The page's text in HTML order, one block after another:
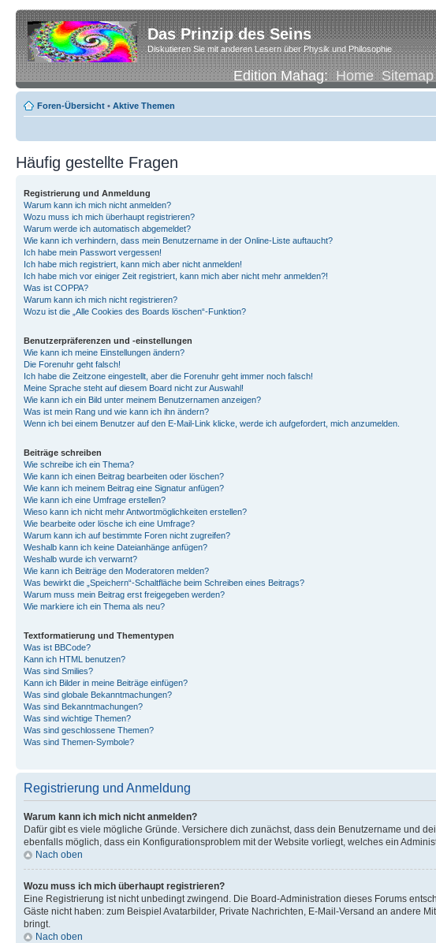
Das Prinzip des Seins
Diskutieren Sie mit anderen Lesern über Physik und Philosophie
Edition Mahag:Home Sitemap
Foren-Übersicht • Aktive Themen
Häufig gestellte Fragen
Registrierung und Anmeldung
Warum kann ich mich nicht anmelden?
Wozu muss ich mich überhaupt registrieren?
Warum werde ich automatisch abgemeldet?
Wie kann ich verhindern, dass mein Benutzername in der Online-Liste auftaucht?
Ich habe mein Passwort vergessen!
Ich habe mich registriert, kann mich aber nicht anmelden!
Ich habe mich vor einiger Zeit registriert, kann mich aber nicht mehr anmelden?!
Was ist COPPA?
Warum kann ich mich nicht registrieren?
Wozu ist die „Alle Cookies des Boards löschen“-Funktion?
Benutzerpräferenzen und -einstellungen
Wie kann ich meine Einstellungen ändern?
Die Forenuhr geht falsch!
Ich habe die Zeitzone eingestellt, aber die Forenuhr geht immer noch falsch!
Meine Sprache steht auf diesem Board nicht zur Auswahl!
Wie kann ich ein Bild unter meinem Benutzernamen anzeigen?
Was ist mein Rang und wie kann ich ihn ändern?
Wenn ich bei einem Benutzer auf den E-Mail-Link klicke, werde ich aufgefordert, mich anzumelden.
Beiträge schreiben
Wie schreibe ich ein Thema?
Wie kann ich einen Beitrag bearbeiten oder löschen?
Wie kann ich meinem Beitrag eine Signatur anfügen?
Wie kann ich eine Umfrage erstellen?
Wieso kann ich nicht mehr Antwortmöglichkeiten erstellen?
Wie bearbeite oder lösche ich eine Umfrage?
Warum kann ich auf bestimmte Foren nicht zugreifen?
Weshalb kann ich keine Dateianhänge anfügen?
Weshalb wurde ich verwarnt?
Wie kann ich Beiträge den Moderatoren melden?
Was bewirkt die „Speichern“-Schaltfläche beim Schreiben eines Beitrags?
Warum muss mein Beitrag erst freigegeben werden?
Wie markiere ich ein Thema als neu?
Textformatierung und Thementypen
Was ist BBCode?
Kann ich HTML benutzen?
Was sind Smilies?
Kann ich Bilder in meine Beiträge einfügen?
Was sind globale Bekanntmachungen?
Was sind Bekanntmachungen?
Was sind wichtige Themen?
Was sind geschlossene Themen?
Was sind Themen-Symbole?
Registrierung und Anmeldung
Warum kann ich mich nicht anmelden?
Dafür gibt es viele mögliche Gründe. Versichere dich zunächst, dass dein Benutzername und
ebenfalls möglich, dass ein Konfigurationsproblem mit der Website vorliegt, welches ein
Nach oben
Wozu muss ich mich überhaupt registrieren?
Eine Registrierung ist nicht unbedingt zwingend. Die Board-Administration dieses Forums
Gäste nicht haben: zum Beispiel Avatarbilder, Private Nachrichten, E-Mail-Versand an andere
bringt.
Nach oben